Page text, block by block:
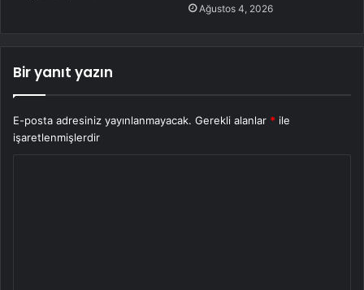
Ağustos 4, 2026
Bir yanıt yazın
E-posta adresiniz yayınlanmayacak. Gerekli alanlar * ile
işaretlenmişlerdir